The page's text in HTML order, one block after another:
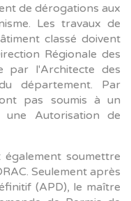
de dérogations aux
Les travaux de
classé doivent
Régionale des
par l'Architecte des
département. Par
pas soumis à un
une Autorisation de
soumettre
Seulement après
(APD), le maître